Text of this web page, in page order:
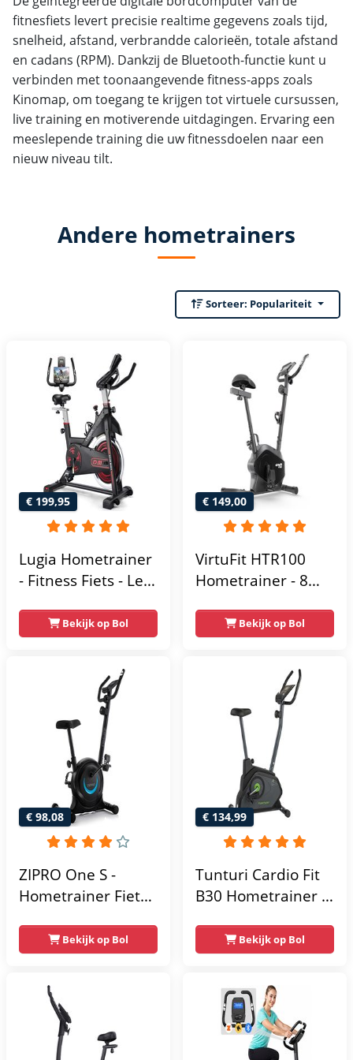
fitnesfiets levert precisie realtime gegevens zoals tijd,
snelheid, afstand, verbrandde calorieën, totale afstand
en cadans (RPM). Dankzij de Bluetooth-functie kunt u
verbinden met toonaangevende fitness-apps zoals
Kinomap, om toegang te krijgen tot virtuele cursussen,
live training en motiverende uitdagingen. Ervaring een
meeslepende training die uw fitnessdoelen naar een
nieuw niveau tilt.
Andere hometrainers
Sorteer: Populariteit
€ 199,95
Lugia Hometrainer
- Fitness Fiets - Led
Verstelbaar Zadel -
0-100% weerstand
Hartslagfunctie -
Max 130kg -
Extreem Stil
Bekijk op Bol
€ 149,00
VirtuFit HTR100
Hometrainer - 8
Weerstandniveau's
- Verstelbaar zadel
Tablethouder -
Max. 120 kg
Gebruikersgewicht
- Fitnessfiets
Bekijk op Bol
€ 98,08
ZIPRO One S -
Hometrainer Fiets -
Magnetische Fiets -
Hartslagsensoren -
Gemakkelijk te
transporteren -
Antislippedalen -
Homegym -
Bekijk op Bol
€ 134,99
Tunturi Cardio Fit
B30 Hometrainer -
weerstandsniveaus
- Tablethouder -
Hartslagfunctie en
transportwielen
Bekijk op Bol